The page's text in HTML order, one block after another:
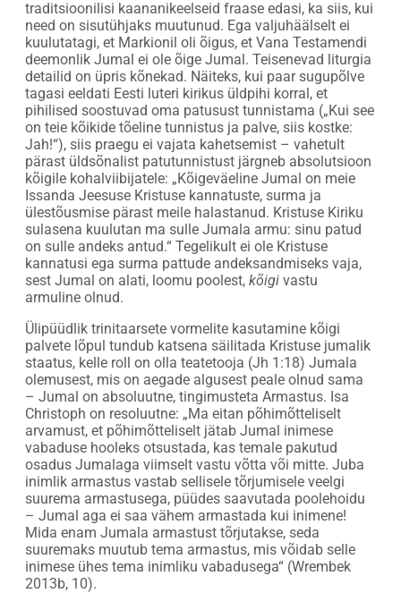
traditsioonilisi kaananikeelseid fraase edasi, ka siis, kui
need on sisutühjaks muutunud. Ega valjuhäälselt ei
kuulutatagi, et Markionil oli õigus, et Vana Testamendi
deemonlik Jumal ei ole õige Jumal. Teisenevad liturgia
detailid on üpris kõnekad. Näiteks, kui paar sugupõlve
tagasi eeldati Eesti luteri kirikus üldpihi korral, et
pihilised soostuvad oma patusust tunnistama („Kui see
on teie kõikide tõeline tunnistus ja palve, siis kostke:
Jah!“), siis praegu ei vajata kahetsemist – vahetult
pärast üldsõnalist patutunnistust järgneb absolutsioon
kõigile kohalviibijatele: „Kõigeväeline Jumal on meie
Issanda Jeesuse Kristuse kannatuste, surma ja
ülestõusmise pärast meile halastanud. Kristuse Kiriku
sulasena kuulutan ma sulle Jumala armu: sinu patud
on sulle andeks antud.“ Tegelikult ei ole Kristuse
kannatusi ega surma pattude andeksandmiseks vaja,
sest Jumal on alati, loomu poolest, kõigi vastu
armuline olnud.
Ülipüüdlik trinitaarsete vormelite kasutamine kõigi
palvete lõpul tundub katsena säilitada Kristuse jumalik
staatus, kelle roll on olla teatetooja (Jh 1:18) Jumala
olemusest, mis on aegade algusest peale olnud sama
– Jumal on absoluutne, tingimusteta Armastus. Isa
Christoph on resoluutne: „Ma eitan põhimõtteliselt
arvamust, et põhimõtteliselt jätab Jumal inimese
vabaduse hooleks otsustada, kas temale pakutud
osadus Jumalaga viimselt vastu võtta või mitte. Juba
inimlik armastus vastab sellisele tõrjumisele veelgi
suurema armastusega, püüdes saavutada poolehoidu
– Jumal aga ei saa vähem armastada kui inimene!
Mida enam Jumala armastust tõrjutakse, seda
suuremaks muutub tema armastus, mis võidab selle
inimese ühes tema inimliku vabadusega“ (Wrembek
2013b, 10).